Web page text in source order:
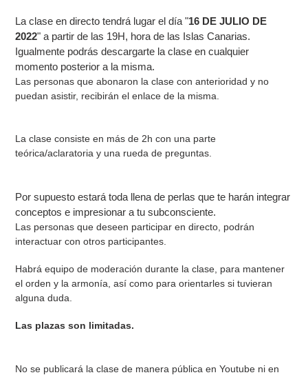
La clase en directo tendrá lugar el día "16 DE JULIO DE
2022" a partir de las 19H, hora de las Islas Canarias.
Igualmente podrás descargarte la clase en cualquier
momento posterior a la misma.
Las personas que abonaron la clase con anterioridad y no
puedan asistir, recibirán el enlace de la misma.
La clase consiste en más de 2h con una parte
teórica/aclaratoria y una rueda de preguntas.
Por supuesto estará toda llena de perlas que te harán integrar
conceptos e impresionar a tu subconsciente.
Las personas que deseen participar en directo, podrán
interactuar con otros participantes.
Habrá equipo de moderación durante la clase, para mantener
el orden y la armonía, así como para orientarles si tuvieran
alguna duda.
Las plazas son limitadas.
No se publicará la clase de manera pública en Youtube ni en